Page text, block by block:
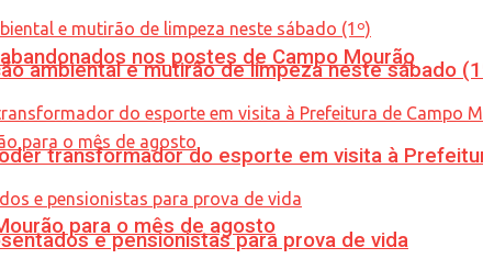
nos postes de Campo Mourão
para o mês de agosto
ambiental e mutirão de limpeza neste sábado
transformador do esporte em visita à
e pensionistas para prova de vida